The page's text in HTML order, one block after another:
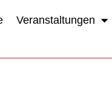
Veranstaltungen